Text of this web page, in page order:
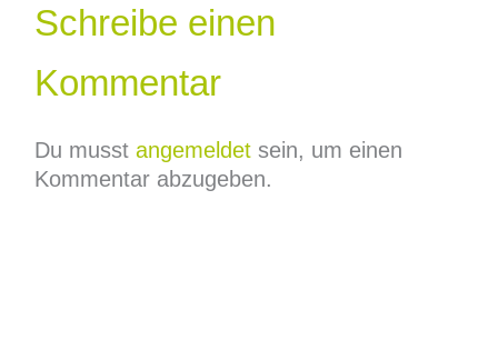
Schreibe einen
Kommentar
Du musst angemeldetsein, um einen
Kommentar abzugeben.